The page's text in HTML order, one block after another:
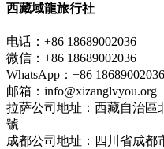
西藏域龍旅行社
电话：+86 18689002036
微信：+86 18689002036
WhatsApp：+86 18689002036
邮箱：info@xizanglvyou.org
拉萨公司地址：西藏自治區
號
成都公司地址：四川省成都